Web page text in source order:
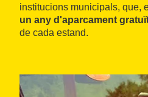
institucions municipals, que,
un any d'aparcament
de cada estand.